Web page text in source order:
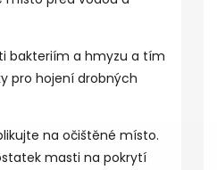
bakteriím a hmyzu a tím
pro hojení drobných
na očištěné místo.
masti na pokrytí